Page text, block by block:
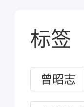
标签
曾昭志